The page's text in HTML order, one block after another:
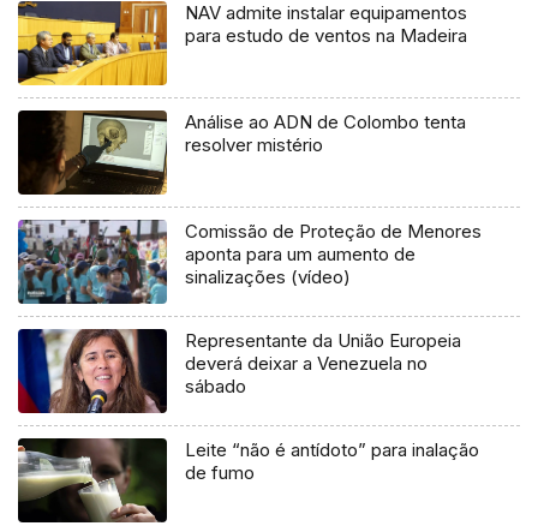
NAV admite instalar equipamentos
para estudo de ventos na Madeira
Análise ao ADN de Colombo tenta
resolver mistério
Comissão de Proteção de Menores
aponta para um aumento de
sinalizações (vídeo)
Representante da União Europeia
deverá deixar a Venezuela no
sábado
Leite “não é antídoto” para inalação
de fumo